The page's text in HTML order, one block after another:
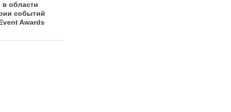
в области
событий
Awards